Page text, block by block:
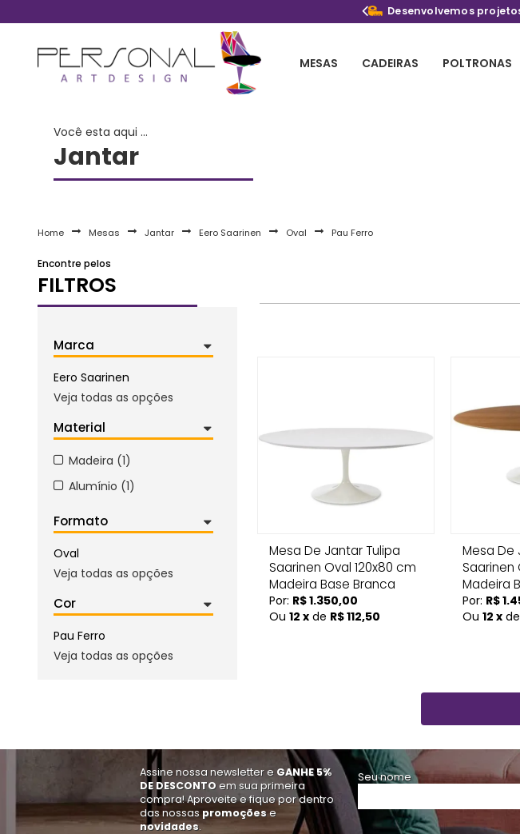
Desenvolvemos
MESAS CADEIRAS POLTRONAS
Você esta aqui ...
Jantar
Home Mesas Jantar Eero Saarinen Oval Pau Ferro
Encontre pelos
FILTROS
Marca
Eero Saarinen
Veja todas as opções
Material
Madeira (1)
Alumínio (1)
Formato
Oval
Veja todas as opções
Cor
Pau Ferro
Veja todas as opções
Mesa De Jantar Tulipa
Saarinen Oval 120x80 cm
Madeira Base Branca
Por: R$ 1.350,00
Ou 12 x de R$ 112,50
Mesa De
Saarinen
Madeira
Por: R$
Ou 12 x de
Assine nossa newsletter e GANHE 5%
DE DESCONTOem sua primeira
compra! Aproveite e fique por dentro
das nossas promoçõese
novidades.
Seu nome